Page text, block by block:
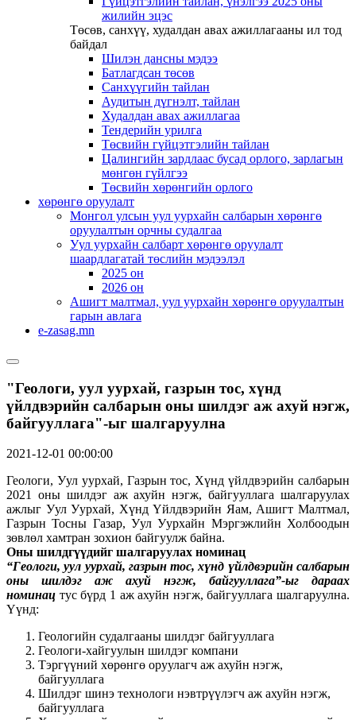
жилийн эцэс
Төсөв, санхүү, худалдан авах ажиллагааны ил тод
байдал
Шилэн дансны мэдээ
Батлагдсан төсөв
Санхүүгийн тайлан
Аудитын дүгнэлт, тайлан
Худалдан авах ажиллагаа
Тендерийн урилга
Төсвийн гүйцэтгэлийн тайлан
Цалингийн зардлаас бусад орлого, зарлагын
мөнгөн гүйлгээ
Төсвийн хөрөнгийн орлого
хөрөнгө оруулалт
Монгол улсын уул уурхайн салбарын хөрөнгө
оруулалтын орчны судалгаа
Уул уурхайн салбарт хөрөнгө оруулалт
шаардлагатай төслийн мэдээлэл
2025 он
2026 он
Ашигт малтмал, уул уурхайн хөрөнгө оруулалтын
гарын авлага
e-zasag.mn
"Геологи, уул уурхай, газрын тос, хүнд
үйлдвэрийн салбарын оны шилдэг аж ахуй нэгж,
байгууллага"-ыг шалгаруулна
2021-12-01 00:00:00
Геологи, Уул уурхай, Газрын тос, Хүнд үйлдвэрийн салбарын
2021 оны шилдэг аж ахуйн нэгж, байгууллага шалгаруулах
ажлыг Уул Уурхай, Хүнд Үйлдвэрийн Яам, Ашигт Малтмал,
Газрын Тосны Газар, Уул Уурхайн Мэргэжлийн Холбоодын
зөвлөл хамтран зохион байгуулж байна.
Оны шилдгүүдийг шалгаруулах номинац
“Геологи, уул уурхай, газрын тос, хүнд үйлдвэрийн салбарын
оны шилдэг
аж ахуй нэгж, байгууллага”-ыг дараах
номинац тус бүрд 1 аж ахуйн нэгж, байгууллага шалгаруулна.
Үүнд:
Геологийн судалгааны шилдэг байгууллага
Геологи-хайгуулын шилдэг компани
Тэргүүний хөрөнгө оруулагч аж ахуйн нэгж,
байгууллага
Шилдэг шинэ технологи нэвтрүүлэгч аж ахуйн нэгж,
байгууллага